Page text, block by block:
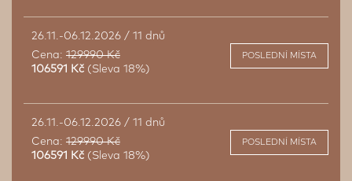
26.11.-06.12.2026 / 11 dnů
Cena: 129990 Kč
106591 Kč (Sleva 18%)
POSLEDNÍ MÍSTA
26.11.-06.12.2026 / 11 dnů
Cena: 129990 Kč
106591 Kč (Sleva 18%)
POSLEDNÍ MÍSTA